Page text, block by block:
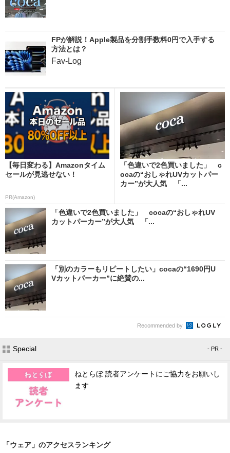
FPが解説！Apple製品を分割手数料0円で入手する
方法とは？
Fav-Log
【毎日変わる】Amazonタイム
セールが見逃せない！
PR(Amazon)
「色違いで2色買いました」 c
ocaの“おしゃれUVカットパー
カー”が大人気 「...
「色違いで2色買いました」 cocaの“おしゃれUV
カットパーカー”が大人気 「...
「別のカラーもリピートしたい」cocaの“1690円U
Vカットパーカー”に絶賛の...
Recommended by
Special - PR -
ねとらぼ 読者アンケートにご協力をお願いし
ます
「ウェア」のアクセスランキング